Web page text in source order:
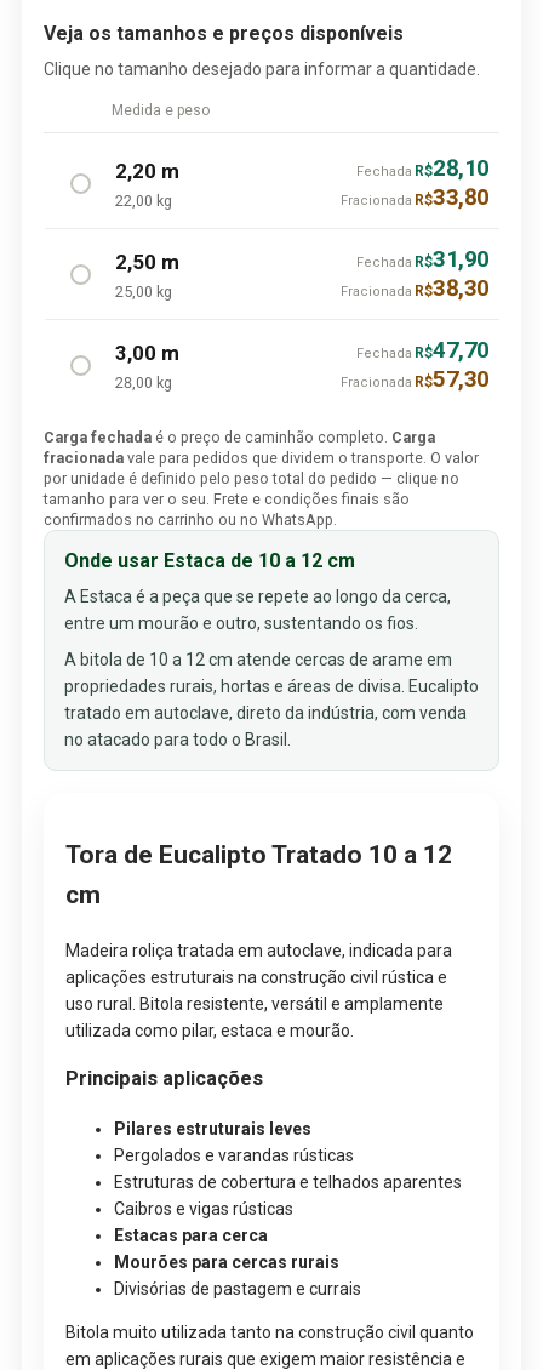
Veja os tamanhos e preços disponíveis
Clique no tamanho desejado para informar a quantidade.
Medida e peso
2,20 m
22,00 kg
Fechada R$28,10
Fracionada R$33,80
2,50 m
25,00 kg
Fechada R$31,90
Fracionada R$38,30
3,00 m
28,00 kg
Fechada R$47,70
Fracionada R$57,30
Carga fechada é o preço de caminhão completo. Carga
fracionada vale para pedidos que dividem o transporte. O valor
por unidade é definido pelo peso total do pedido — clique no
tamanho para ver o seu. Frete e condições finais são
confirmados no carrinho ou no WhatsApp.
Onde usar Estaca de 10 a 12 cm
A Estaca é a peça que se repete ao longo da cerca,
entre um mourão e outro, sustentando os fios.
A bitola de 10 a 12 cm atende cercas de arame em
propriedades rurais, hortas e áreas de divisa. Eucalipto
tratado em autoclave, direto da indústria, com venda
no atacado para todo o Brasil.
Tora de Eucalipto Tratado 10 a 12
cm
Madeira roliça tratada em autoclave, indicada para
aplicações estruturais na construção civil rústica e
uso rural. Bitola resistente, versátil e amplamente
utilizada como pilar, estaca e mourão.
Principais aplicações
Pilares estruturais leves
Pergolados e varandas rústicas
Estruturas de cobertura e telhados aparentes
Caibros e vigas rústicas
Estacas para cerca
Mourões para cercas rurais
Divisórias de pastagem e currais
Bitola muito utilizada tanto na construção civil quanto
em aplicações rurais que exigem maior resistência e